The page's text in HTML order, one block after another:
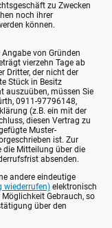
zu Zwecken
noch ihrer
können.
von Gründen
vierzehn Tage ab
Dritter, der nicht der
Stück in Besitz
auszuüben, müssen Sie
0911-97796148,
(z.B. ein mit der
diesen Vertrag zu
Muster-
ist. Zur
die Mitteilung über die
absenden.
andere eindeutige
wiederrufen) elektronisch
Gebrauch, so
über den